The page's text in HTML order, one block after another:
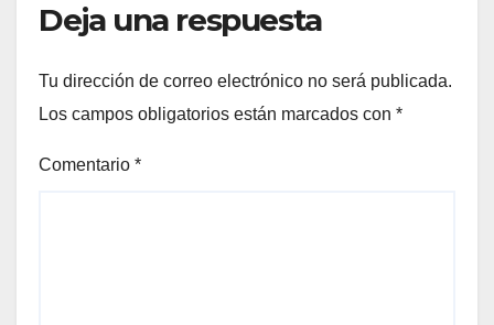
Deja una respuesta
Tu dirección de correo electrónico no será publicada.
Los campos obligatorios están marcados con *
Comentario *